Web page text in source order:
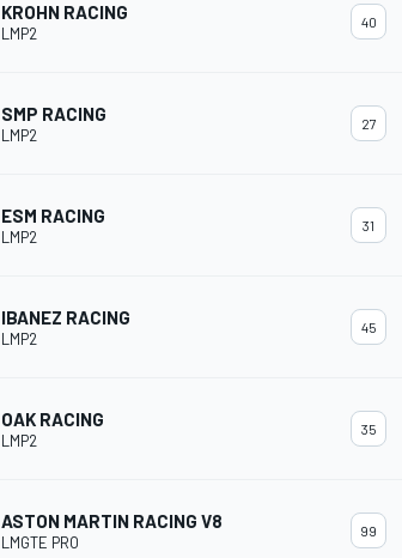
KROHN RACING
LMP2
40
SMP RACING
LMP2
27
ESM RACING
LMP2
31
IBANEZ RACING
LMP2
45
OAK RACING
LMP2
35
ASTON MARTIN RACING V8
LMGTE PRO
99